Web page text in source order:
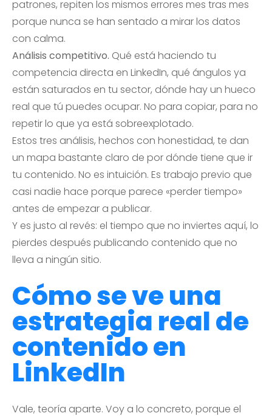
patrones, repiten los mismos errores mes tras mes
porque nunca se han sentado a mirar los datos
con calma.
Análisis competitivo. Qué está haciendo tu
competencia directa en LinkedIn, qué ángulos ya
están saturados en tu sector, dónde hay un hueco
real que tú puedes ocupar. No para copiar, para no
repetir lo que ya está sobreexplotado.
Estos tres análisis, hechos con honestidad, te dan
un mapa bastante claro de por dónde tiene que ir
tu contenido. No es intuición. Es trabajo previo que
casi nadie hace porque parece «perder tiempo»
antes de empezar a publicar.
Y es justo al revés: el tiempo que no inviertes aquí, lo
pierdes después publicando contenido que no
lleva a ningún sitio.
Cómo se ve una
estrategia real de
contenido en
LinkedIn
Vale, teoría aparte. Voy a lo concreto, porque el